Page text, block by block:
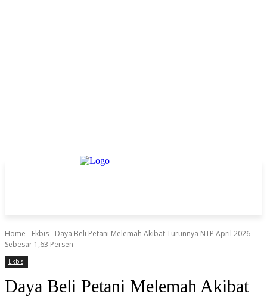
Home Ekbis
Daya Beli Petani Melemah Akibat Turunnya NTP April 2026
Sebesar 1,63 Persen
Ekbis
Daya Beli Petani Melemah Akibat